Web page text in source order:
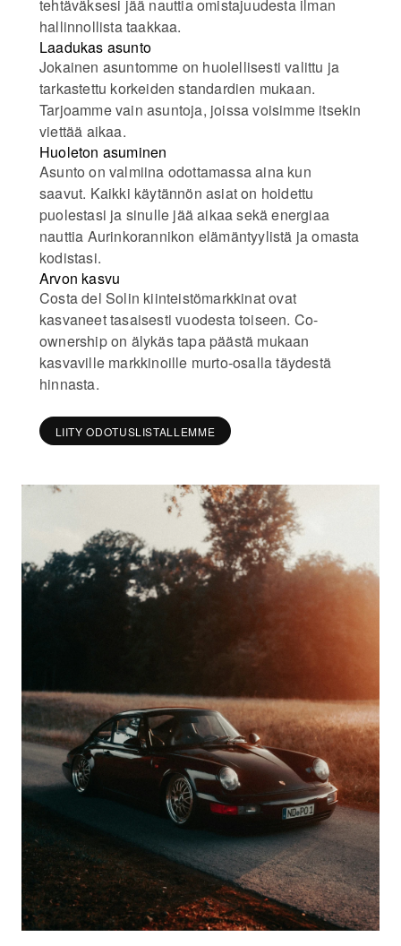
tehtäväksesi jää nauttia omistajuudesta ilman
hallinnollista taakkaa.
Laadukas asunto
Jokainen asuntomme on huolellisesti valittu ja
tarkastettu korkeiden standardien mukaan.
Tarjoamme vain asuntoja, joissa voisimme itsekin
viettää aikaa.
Huoleton asuminen
Asunto on valmiina odottamassa aina kun
saavut. Kaikki käytännön asiat on hoidettu
puolestasi ja sinulle jää aikaa sekä energiaa
nauttia Aurinkorannikon elämäntyylistä ja omasta
kodistasi.
Arvon kasvu
Costa del Solin kiinteistömarkkinat ovat
kasvaneet tasaisesti vuodesta toiseen. Co-
ownership on älykäs tapa päästä mukaan
kasvaville markkinoille murto-osalla täydestä
hinnasta.
LIITY ODOTUSLISTALLEMME